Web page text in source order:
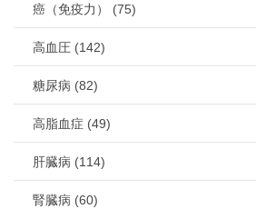
癌（免疫力） (75)
高血圧 (142)
糖尿病 (82)
高脂血症 (49)
肝臓病 (114)
腎臓病 (60)